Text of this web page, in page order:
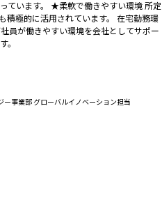
ています。 ★柔軟で働きやすい環境 所定
積極的に活用されています。 在宅勤務環
員が働きやすい環境を会社としてサポー
。
事業部 グローバルイノベーション担当